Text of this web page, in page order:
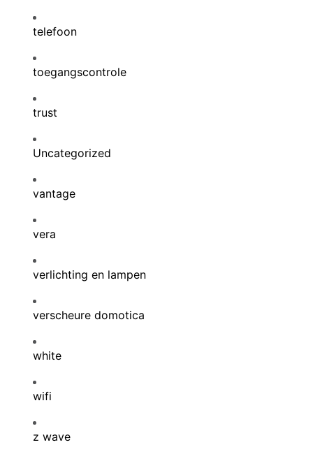
telefoon
toegangscontrole
trust
Uncategorized
vantage
vera
verlichting en lampen
verscheure domotica
white
wifi
z wave